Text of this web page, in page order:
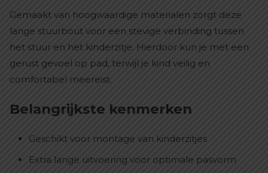
Gemaakt van hoogwaardige materialen zorgt deze
lange stuurbout voor een stevige verbinding tussen
het stuur en het kinderzitje. Hierdoor kun je met een
gerust gevoel op pad, terwijl je kind veilig en
comfortabel meereist.
Belangrijkste kenmerken
Geschikt voor montage van kinderzitjes
Extra lange uitvoering voor optimale pasvorm